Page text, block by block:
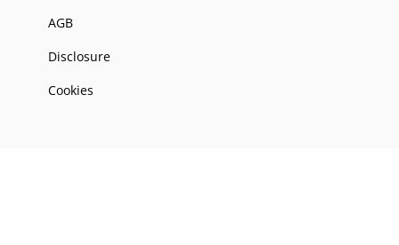
AGB
Disclosure
Cookies